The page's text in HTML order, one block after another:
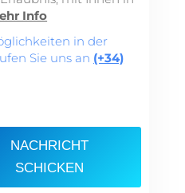
Info
in der
Sie uns an (+34)
NACHRICHT
SCHICKEN